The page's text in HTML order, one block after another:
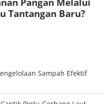
Sampah Efektif